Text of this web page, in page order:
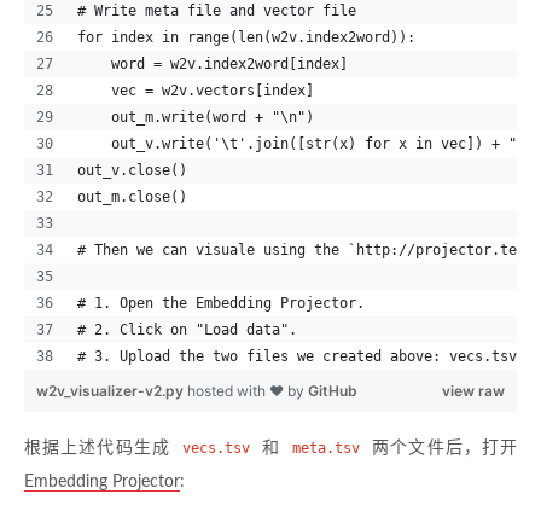
# Write meta file and vector file
for index in range(len(w2v.index2word)):
    word = w2v.index2word[index]
    vec = w2v.vectors[index]
    out_m.write(word + "\n")
out_v.write('\t'.join([str(x) for x in vec]) +
out_v.close()
out_m.close()
# Then we can visuale using the `http://
# 1. Open the Embedding Projector.
# 2. Click on "Load data".
# 3. Upload the two files we created above: vecs.tsv
view raw
w2v_visualizer-v2.py hosted with ❤ by GitHub
根据上述代码生成 vecs.tsv 和 meta.tsv
两个文件后，打开
Embedding Projector: